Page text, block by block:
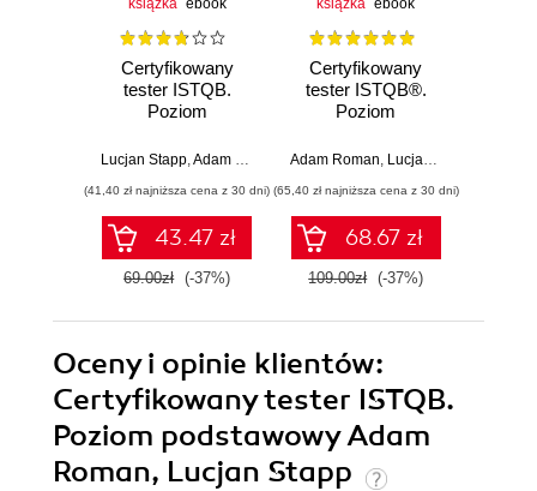
książka ebook
Certyfikowany
tester ISTQB.
Poziom
Pytania i
Lucjan Stapp Adam Roman
(41,40 zł najniższa cena z 30 dni)
43.47 zł
69.00zł (-37%)
książka ebook
Certyfikowany
tester ISTQB®.
Poziom
Wydanie II
Adam Roman Lucjan Stapp
(65,40 zł najniższa cena z 30 dni)
68.67 zł
109.00zł (-37%)
Oceny i opinie klientów:
Certyfikowany tester ISTQB.
Poziom podstawowy Adam
Roman, Lucjan Stapp